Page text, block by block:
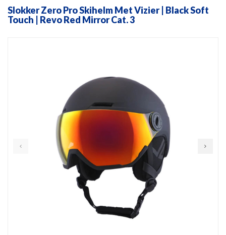
Slokker Zero Pro Skihelm Met Vizier | Black Soft
Touch | Revo Red Mirror Cat. 3